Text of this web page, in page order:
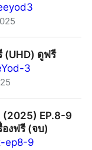
(UHD) ดูฟรี
3
(2025) EP.8-9
งฟรี (จบ)
ep8-9